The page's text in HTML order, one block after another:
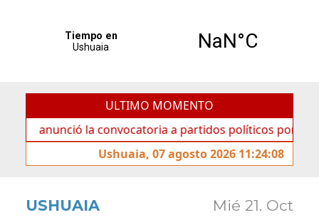
ULTIMO MOMENTO
la convocatoria a partidos políticos por «ficha
Ushuaia, 07 agosto 2026 11:24:08
USHUAIA Mié 21. Oct